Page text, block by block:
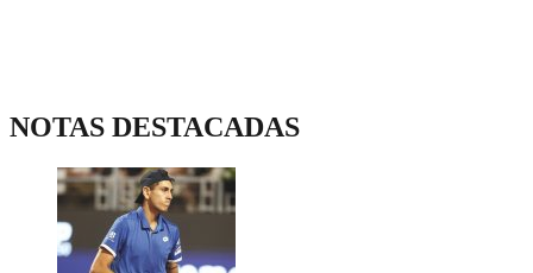
NOTAS DESTACADAS